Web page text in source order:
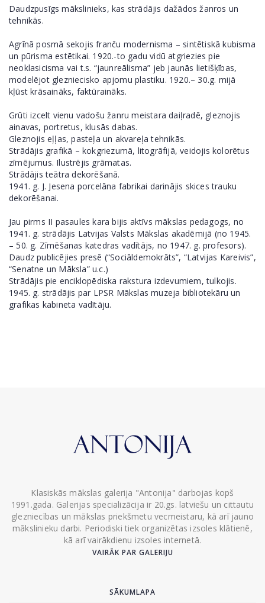
Daudzpusīgs mākslinieks, kas strādājis dažādos žanros un
tehnikās.
Agrīnā posmā sekojis franču modernisma – sintētiskā kubisma
un pūrisma estētikai. 1920.-to gadu vidū atgriezies pie
neoklasicisma vai t.s. “jaunreālisma” jeb jaunās lietišķības,
modelējot glezniecisko apjomu plastiku. 1920.– 30.g. mijā
kļūst krāsaināks, faktūraināks.
Grūti izcelt vienu vadošu žanru meistara daiļradē, gleznojis
ainavas, portretus, klusās dabas.
Gleznojis eļļas, pasteļa un akvareļa tehnikās.
Strādājis grafikā – kokgriezumā, litogrāfijā, veidojis kolorētus
zīmējumus. Ilustrējis grāmatas.
Strādājis teātra dekorēšanā.
1941. g. J. Jesena porcelāna fabrikai darinājis skices trauku
dekorēšanai.
Jau pirms II pasaules kara bijis aktīvs mākslas pedagogs, no
1941. g. strādājis Latvijas Valsts Mākslas akadēmijā (no 1945.
– 50. g. Zīmēšanas katedras vadītājs, no 1947. g. profesors).
Daudz publicējies presē (“Sociāldemokrāts”, “Latvijas Kareivis”,
“Senatne un Māksla” u.c.)
Strādājis pie enciklopēdiska rakstura izdevumiem, tulkojis.
1945. g. strādājis par LPSR Mākslas muzeja bibliotekāru un
grafikas kabineta vadītāju.
Klasiskās mākslas galerija "Antonija" darbojas kopš
1991.gada. Galerijas specializācija ir 20.gs. latviešu un cittautu
glezniecības un mākslas priekšmetu vecmeistaru, kā arī jauno
mākslinieku darbi. Periodiski tiek organizētas izsoles klātienē,
kā arī vairākdienu izsoles internetā.
VAIRĀK PAR GALERIJU
SĀKUMLAPA